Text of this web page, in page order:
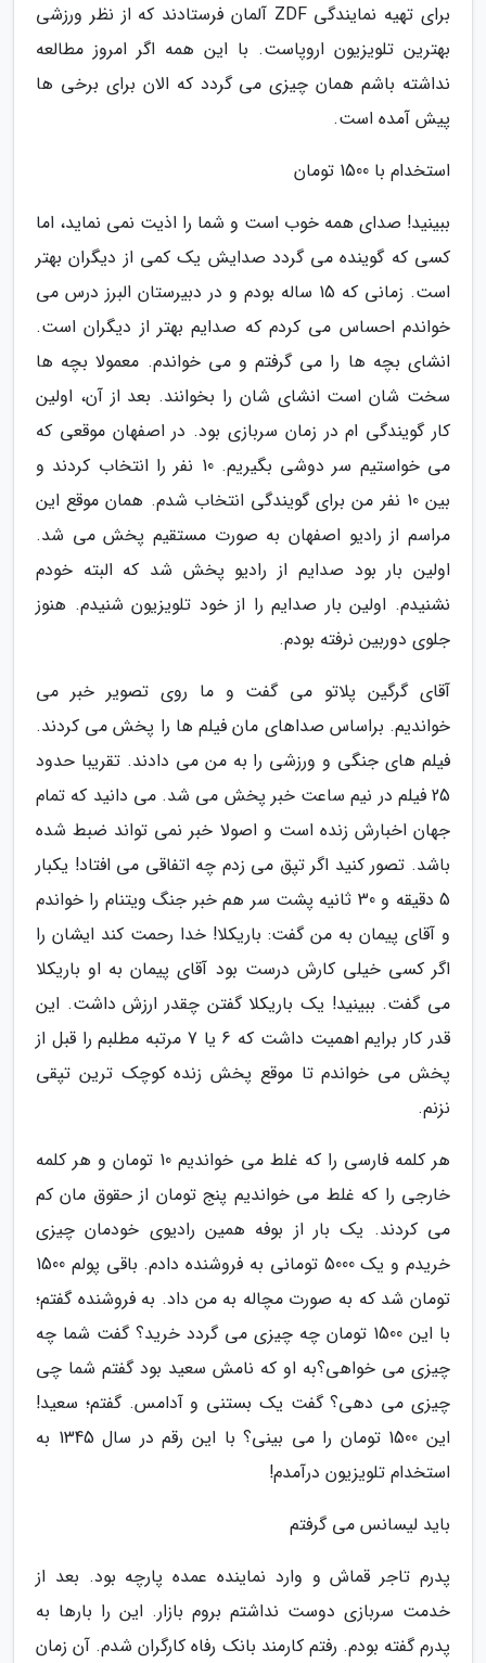
برای تهیه نمایندگی ZDF آلمان فرستادند که از نظر ورزشی
بهترین تلویزیون اروپاست. با این همه اگر امروز مطالعه
نداشته باشم همان چیزی می گردد که الان برای برخی ها
پیش آمده است.
استخدام با 1500 تومان
ببینید! صدای همه خوب است و شما را اذیت نمی نماید، اما
کسی که گوینده می گردد صدایش یک کمی از دیگران بهتر
است. زمانی که 15 ساله بودم و در دبیرستان البرز درس می
خواندم احساس می کردم که صدایم بهتر از دیگران است.
انشای بچه ها را می گرفتم و می خواندم. معمولا بچه ها
سخت شان است انشای شان را بخوانند. بعد از آن، اولین
کار گویندگی ام در زمان سربازی بود. در اصفهان موقعی که
می خواستیم سر دوشی بگیریم. 10 نفر را انتخاب کردند و
بین 10 نفر من برای گویندگی انتخاب شدم. همان موقع این
مراسم از رادیو اصفهان به صورت مستقیم پخش می شد.
اولین بار بود صدایم از رادیو پخش شد که البته خودم
نشنیدم. اولین بار صدایم را از خود تلویزیون شنیدم. هنوز
جلوی دوربین نرفته بودم.
آقای گرگین پلاتو می گفت و ما روی تصویر خبر می
خواندیم. براساس صداهای مان فیلم ها را پخش می کردند.
فیلم های جنگی و ورزشی را به من می دادند. تقریبا حدود
25 فیلم در نیم ساعت خبر پخش می شد. می دانید که تمام
جهان اخبارش زنده است و اصولا خبر نمی تواند ضبط شده
باشد. تصور کنید اگر تپق می زدم چه اتفاقی می افتاد! یکبار
5 دقیقه و 30 ثانیه پشت سر هم خبر جنگ ویتنام را خواندم
و آقای پیمان به من گفت: باریکلا! خدا رحمت کند ایشان را
اگر کسی خیلی کارش درست بود آقای پیمان به او باریکلا
می گفت. ببینید! یک باریکلا گفتن چقدر ارزش داشت. این
قدر کار برایم اهمیت داشت که 6 یا 7 مرتبه مطلبم را قبل از
پخش می خواندم تا موقع پخش زنده کوچک ترین تپقی
نزنم.
هر کلمه فارسی را که غلط می خواندیم 10 تومان و هر کلمه
خارجی را که غلط می خواندیم پنج تومان از حقوق مان کم
می کردند. یک بار از بوفه همین رادیوی خودمان چیزی
خریدم و یک 5000 تومانی به فروشنده دادم. باقی پولم 1500
تومان شد که به صورت مچاله به من داد. به فروشنده گفتم؛
با این 1500 تومان چه چیزی می گردد خرید؟ گفت شما چه
چیزی می خواهی؟به او که نامش سعید بود گفتم شما چی
چیزی می دهی؟ گفت یک بستنی و آدامس. گفتم؛ سعید!
این 1500 تومان را می بینی؟ با این رقم در سال 1345 به
استخدام تلویزیون درآمدم!
باید لیسانس می گرفتم
پدرم تاجر قماش و وارد نماینده عمده پارچه بود. بعد از
خدمت سربازی دوست نداشتم بروم بازار. این را بارها به
پدرم گفته بودم. رفتم کارمند بانک رفاه کارگران شدم. آن زمان